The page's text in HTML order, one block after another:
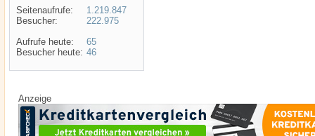
Seitenaufrufe:
Besucher:
Aufrufe heute:
Besucher heute:
1.219.847
222.975
65
46
Anzeige